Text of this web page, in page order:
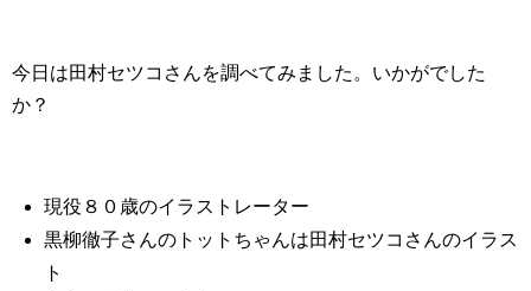
今日は田村セツコさんを調べてみました。いかがでした
か？
現役８０歳のイラストレーター
黒柳徹子さんのトットちゃんは田村セツコさんのイラス
ト